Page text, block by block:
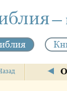
—